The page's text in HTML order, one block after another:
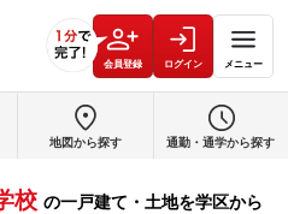
会員登録 ログイン メニュー
地図から探す 通勤・通学から探す
校 の一戸建て・土地を学区から